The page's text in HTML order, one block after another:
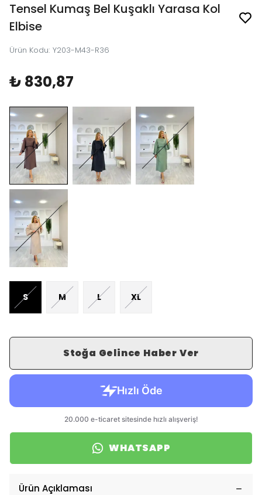
Tensel Kumaş Bel Kuşaklı Yarasa Kol
Elbise
Ürün Kodu: Y203-M43-R36
₺ 830,87
S M L XL
Stoğa Gelince Haber Ver
WHATSAPP
Ürün Açıklaması